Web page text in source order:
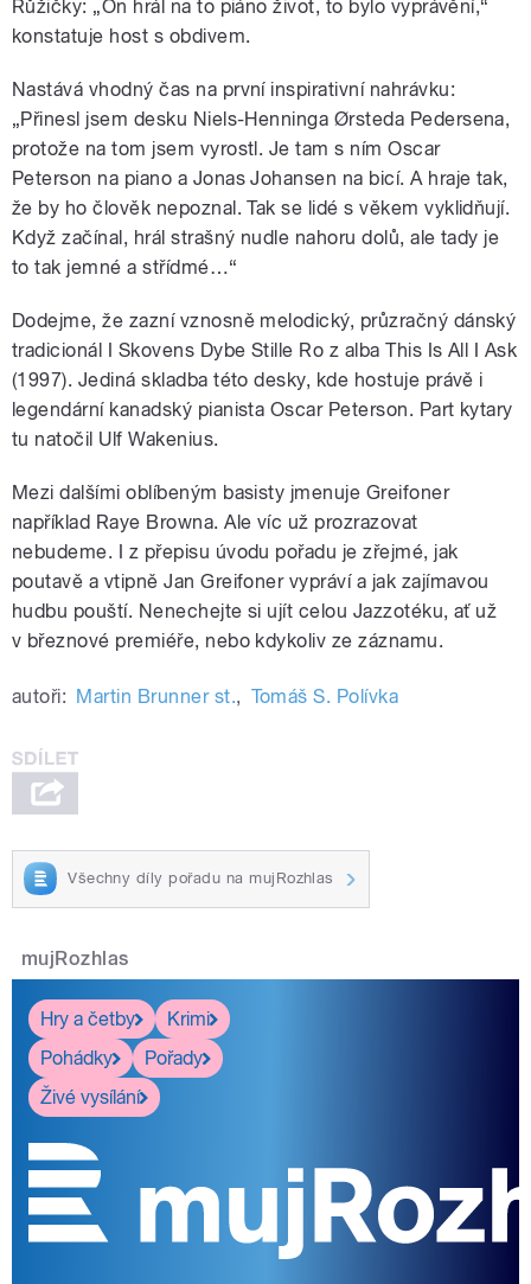
Růžičky: „On hrál na to piáno život, to bylo vyprávění,“
konstatuje host s obdivem.
Nastává vhodný čas na první inspirativní nahrávku:
„Přinesl jsem desku Niels-Henninga Ørsteda Pedersena,
protože na tom jsem vyrostl. Je tam s ním Oscar
Peterson na piano a Jonas Johansen na bicí. A hraje tak,
že by ho člověk nepoznal. Tak se lidé s věkem vyklidňují.
Když začínal, hrál strašný nudle nahoru dolů, ale tady je
to tak jemné a střídmé…“
Dodejme, že zazní vznosně melodický, průzračný dánský
tradicionál I Skovens Dybe Stille Ro z alba This Is All I Ask
(1997). Jediná skladba této desky, kde hostuje právě i
legendární kanadský pianista Oscar Peterson. Part kytary
tu natočil Ulf Wakenius.
Mezi dalšími oblíbeným basisty jmenuje Greifoner
například Raye Browna. Ale víc už prozrazovat
nebudeme. I z přepisu úvodu pořadu je zřejmé, jak
poutavě a vtipně Jan Greifoner vypráví a jak zajímavou
hudbu pouští. Nenechejte si ujít celou Jazzotéku, ať už
v březnové premiéře, nebo kdykoliv ze záznamu.
autoři: Martin Brunner st., Tomáš S. Polívka
Všechny díly pořadu na mujRozhlas
mujRozhlas
Hry a četby
Krimi
Pohádky
Pořady
Živé vysílání